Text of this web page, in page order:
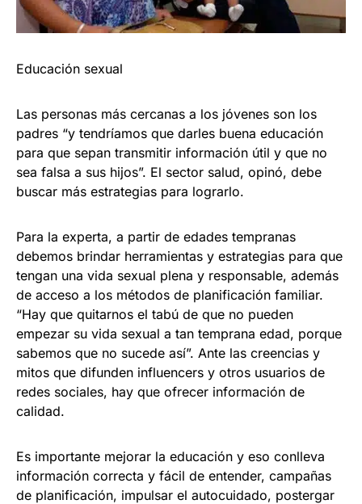
Educación sexual
Las personas más cercanas a los jóvenes son los
padres “y tendríamos que darles buena educación
para que sepan transmitir información útil y que no
sea falsa a sus hijos”. El sector salud, opinó, debe
buscar más estrategias para lograrlo.
Para la experta, a partir de edades tempranas
debemos brindar herramientas y estrategias para que
tengan una vida sexual plena y responsable, además
de acceso a los métodos de planificación familiar.
“Hay que quitarnos el tabú de que no pueden
empezar su vida sexual a tan temprana edad, porque
sabemos que no sucede así”. Ante las creencias y
mitos que difunden influencers y otros usuarios de
redes sociales, hay que ofrecer información de
calidad.
Es importante mejorar la educación y eso conlleva
información correcta y fácil de entender, campañas
de planificación, impulsar el autocuidado, postergar